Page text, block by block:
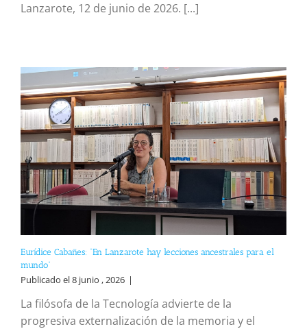
Lanzarote, 12 de junio de 2026. [...]
Eurídice Cabañes: “En Lanzarote hay lecciones ancestrales para el
mundo”
Publicado el 8 junio , 2026 |
La filósofa de la Tecnología advierte de la
progresiva externalización de la memoria y el